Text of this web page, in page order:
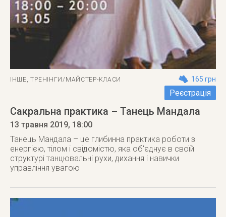
ІНШЕ,ТРЕНІНГИ/МАЙСТЕР-КЛАСИ 165 грн
Реєстрація
Сакральна практика – Танець Мандала
13 травня 2019, 18:00
Танець Мандала – це глибинна практика роботи з
енергією, тілом і свідомістю, яка об'єднує в своїй
структурі танцювальні рухи, дихання і навички
управління увагою